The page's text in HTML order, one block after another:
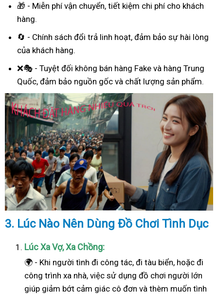
🎁 - Miễn phí vận chuyển, tiết kiệm chi phí cho khách
hàng.
🔄 - Chính sách đổi trả linh hoạt, đảm bảo sự hài lòng
của khách hàng.
❌🎭 - Tuyệt đối không bán hàng Fake và hàng Trung
Quốc, đảm bảo nguồn gốc và chất lượng sản phẩm.
3. Lúc Nào Nên Dùng Đồ Chơi Tình Dục
Lúc Xa Vợ, Xa Chồng:
🌍 - Khi người tình đi công tác, đi tàu biển, hoặc đi
công trình xa nhà, việc sử dụng đồ chơi người lớn
giúp giảm bớt cảm giác cô đơn và thèm muốn tình